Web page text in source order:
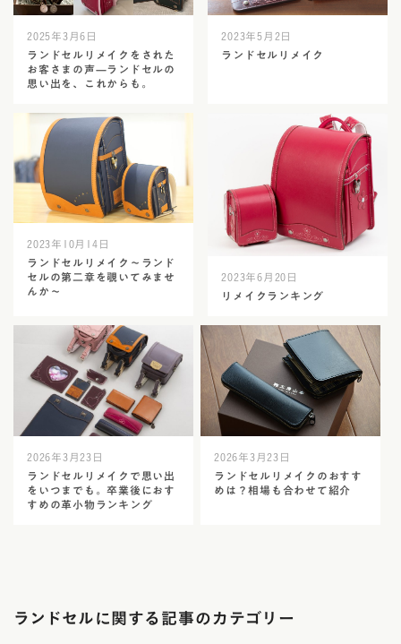
2025年3月6日
ランドセルリメイクをされた
お客さまの声—ランドセルの
思い出を、これからも。
2023年5月2日
ランドセルリメイク
2023年10月14日
ランドセルリメイク～ランド
セルの第二章を覗いてみませ
んか～
2023年6月20日
リメイクランキング
2026年3月23日
ランドセルリメイクで思い出
をいつまでも。卒業後におす
すめの革小物ランキング
2026年3月23日
ランドセルリメイクのおすす
めは？相場も合わせて紹介
ランドセルに関する記事のカテゴリー